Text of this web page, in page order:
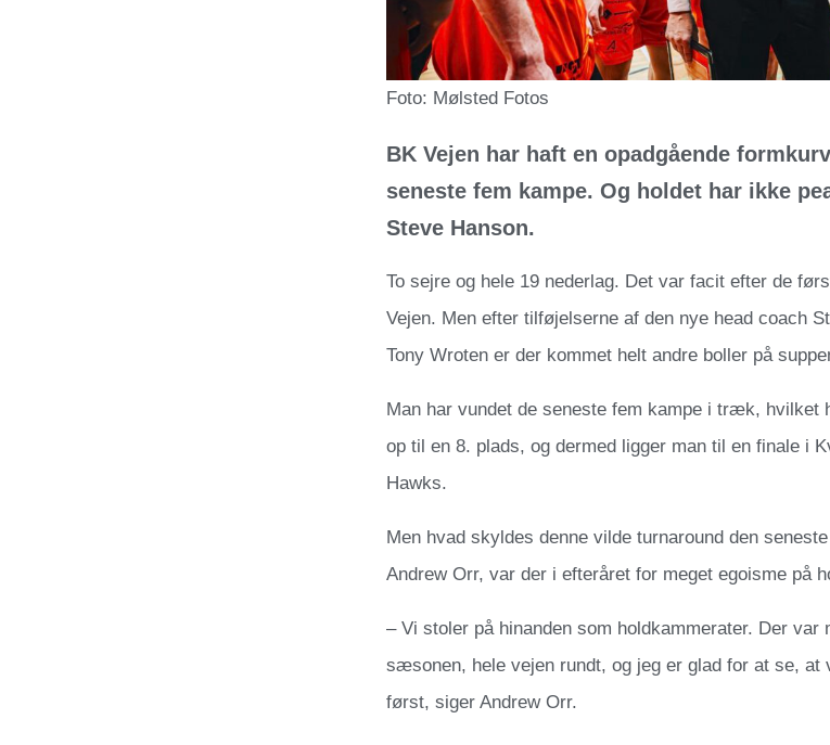
Foto: Mølsted Fotos
BK Vejen har haft en opadgående
seneste fem kampe. Og holdet har ikke
Steve Hanson.
To sejre og hele 19 nederlag. Det var facit efter de
Vejen. Men efter tilføjelserne af den nye head coach
Tony Wroten er der kommet helt andre boller på
Man har vundet de seneste fem kampe i træk, hvilket
op til en 8. plads, og dermed ligger man til en finale i
Hawks.
Men hvad skyldes denne vilde turnaround den
Andrew Orr, var der i efteråret for meget egoisme på
– Vi stoler på hinanden som holdkammerater. Der var
sæsonen, hele vejen rundt, og jeg er glad for at se,
først, siger Andrew Orr.